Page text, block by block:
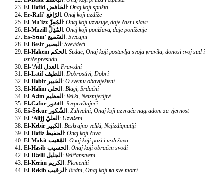
El-Hafid الخافض: Onaj koji spušta
Er-Rafi’ الرّافع: Onaj koji uzdiže
El-Mu'izz المُعِزّ: Onaj koji uzvisuje, daje čast i slavu
El-Muzill المُذِلّ: Onaj koji ponižava, daje poniženje
Es-Semi’ السّميع: Svečujni
El-Besir البصير: Svevideći
El-Hakem الحكم: Sudac, Onaj koji postavlja svoja pravila, donosi svoj sud i
izriče presudu
El-‘Adl العدل: Pravedni
El-Latif اللطيف: Dobrostivi, Dobri
El-Habir الخبير: O svemu obaviješteni
El-Halim الحلي: Blagi, Srdačni
El-Azim العظيم: Veliki, Neizmjerljivi
El-Gafur الغفور: Svepraštajući
Eš-Šekur الشّكور: Zahvalni, Onaj koji uzvraća nagradom za vjernost
El-‘Alijj العليّ: Uzvišeni
El-Kebir الكبير: Beskrajno veliki, Najizdignutiji
El-Hafiz الحفيظ: Onaj koji čuva
El-Mukit المُقيت: Onaj koji pazi i uzdržava
El-Hasib الحسيب: Onaj koji obračun svodi
El-Dželil الجليل: Veličanstveni
El-Kerim الكريم: Plemeniti
El-Rekib الرقيب: Budni, Onaj koji na sve motri